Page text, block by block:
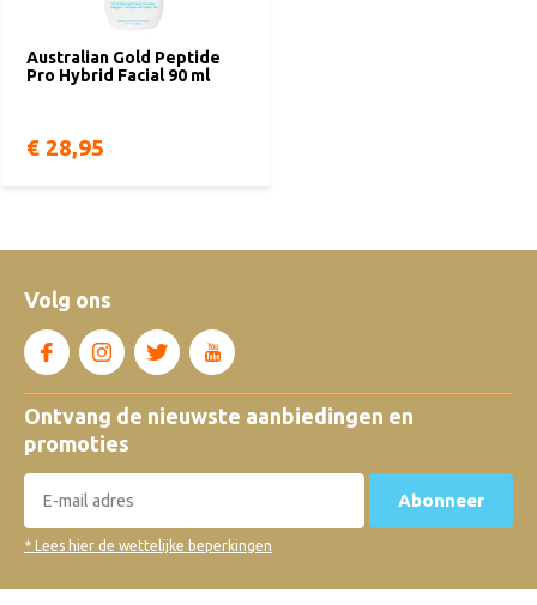
Australian Gold Peptide
Pro Hybrid Facial 90 ml
€ 28,95
Volg ons
Ontvang de nieuwste aanbiedingen en
promoties
Abonneer
* Lees hier de wettelijke beperkingen